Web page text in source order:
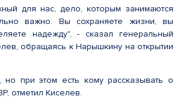
для нас, дело, которым занимаются
важно. Вы сохраняете жизни, вы
надежду", - сказал генеральный
обращаясь к Нарышкину на открытии
при этом есть кому рассказывать о
отметил Киселев.